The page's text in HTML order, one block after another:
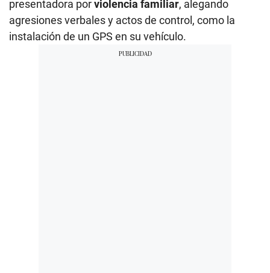
presentadora porviolencia familiar, alegando
agresiones verbales y actos de control, como la
instalación de un GPS en su vehículo.